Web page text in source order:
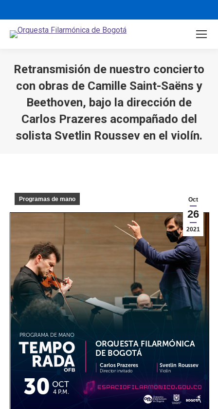
Retransmisión de nuestro concierto
con obras de Camille Saint-Saëns y
Beethoven, bajo la dirección de
Carlos Prazeres acompañado del
solista Svetlin Roussev en el violín.
Oct
26
2021
Programas de mano